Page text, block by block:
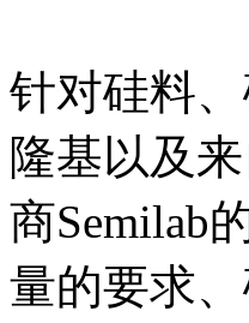
针对硅料
隆基以及
商Semilab
量的要求